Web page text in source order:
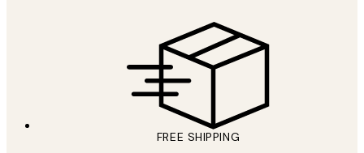
FREE SHIPPING